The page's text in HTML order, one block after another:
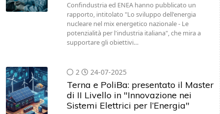
Confindustria ed ENEA hanno pubblicato un
rapporto, intitolato "Lo sviluppo dell'energia
nucleare nel mix energetico nazionale - Le
potenzialità per l'industria italiana", che mira a
supportare gli obiettivi…
2 24-07-2025
Terna e PoliBa: presentato il Master
di II Livello in "Innovazione nei
Sistemi Elettrici per l’Energia"